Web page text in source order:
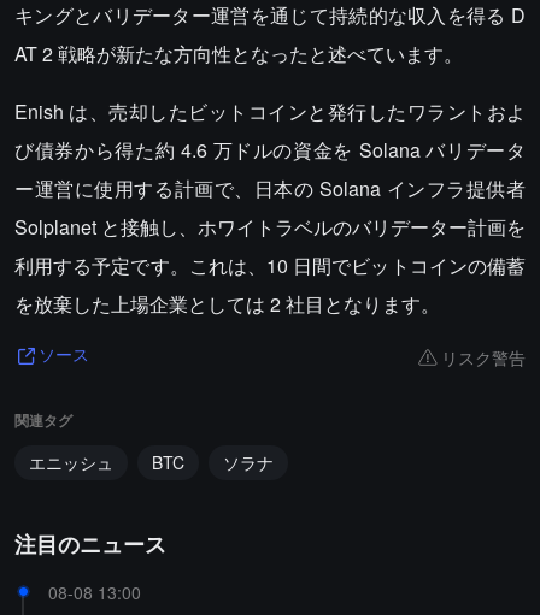
キングとバリデーター運営を通じて持続的な収入を得る D
AT 2 戦略が新たな方向性となったと述べています。
Enish は、売却したビットコインと発行したワラントおよ
び債券から得た約 4.6 万ドルの資金を Solana バリデータ
ー運営に使用する計画で、日本の Solana インフラ提供者
Solplanet と接触し、ホワイトラベルのバリデーター計画を
利用する予定です。これは、10 日間でビットコインの備蓄
を放棄した上場企業としては 2 社目となります。
ソース リスク警告
関連タグ
エニッシュ BTC ソラナ
注目のニュース
08-08 13:00